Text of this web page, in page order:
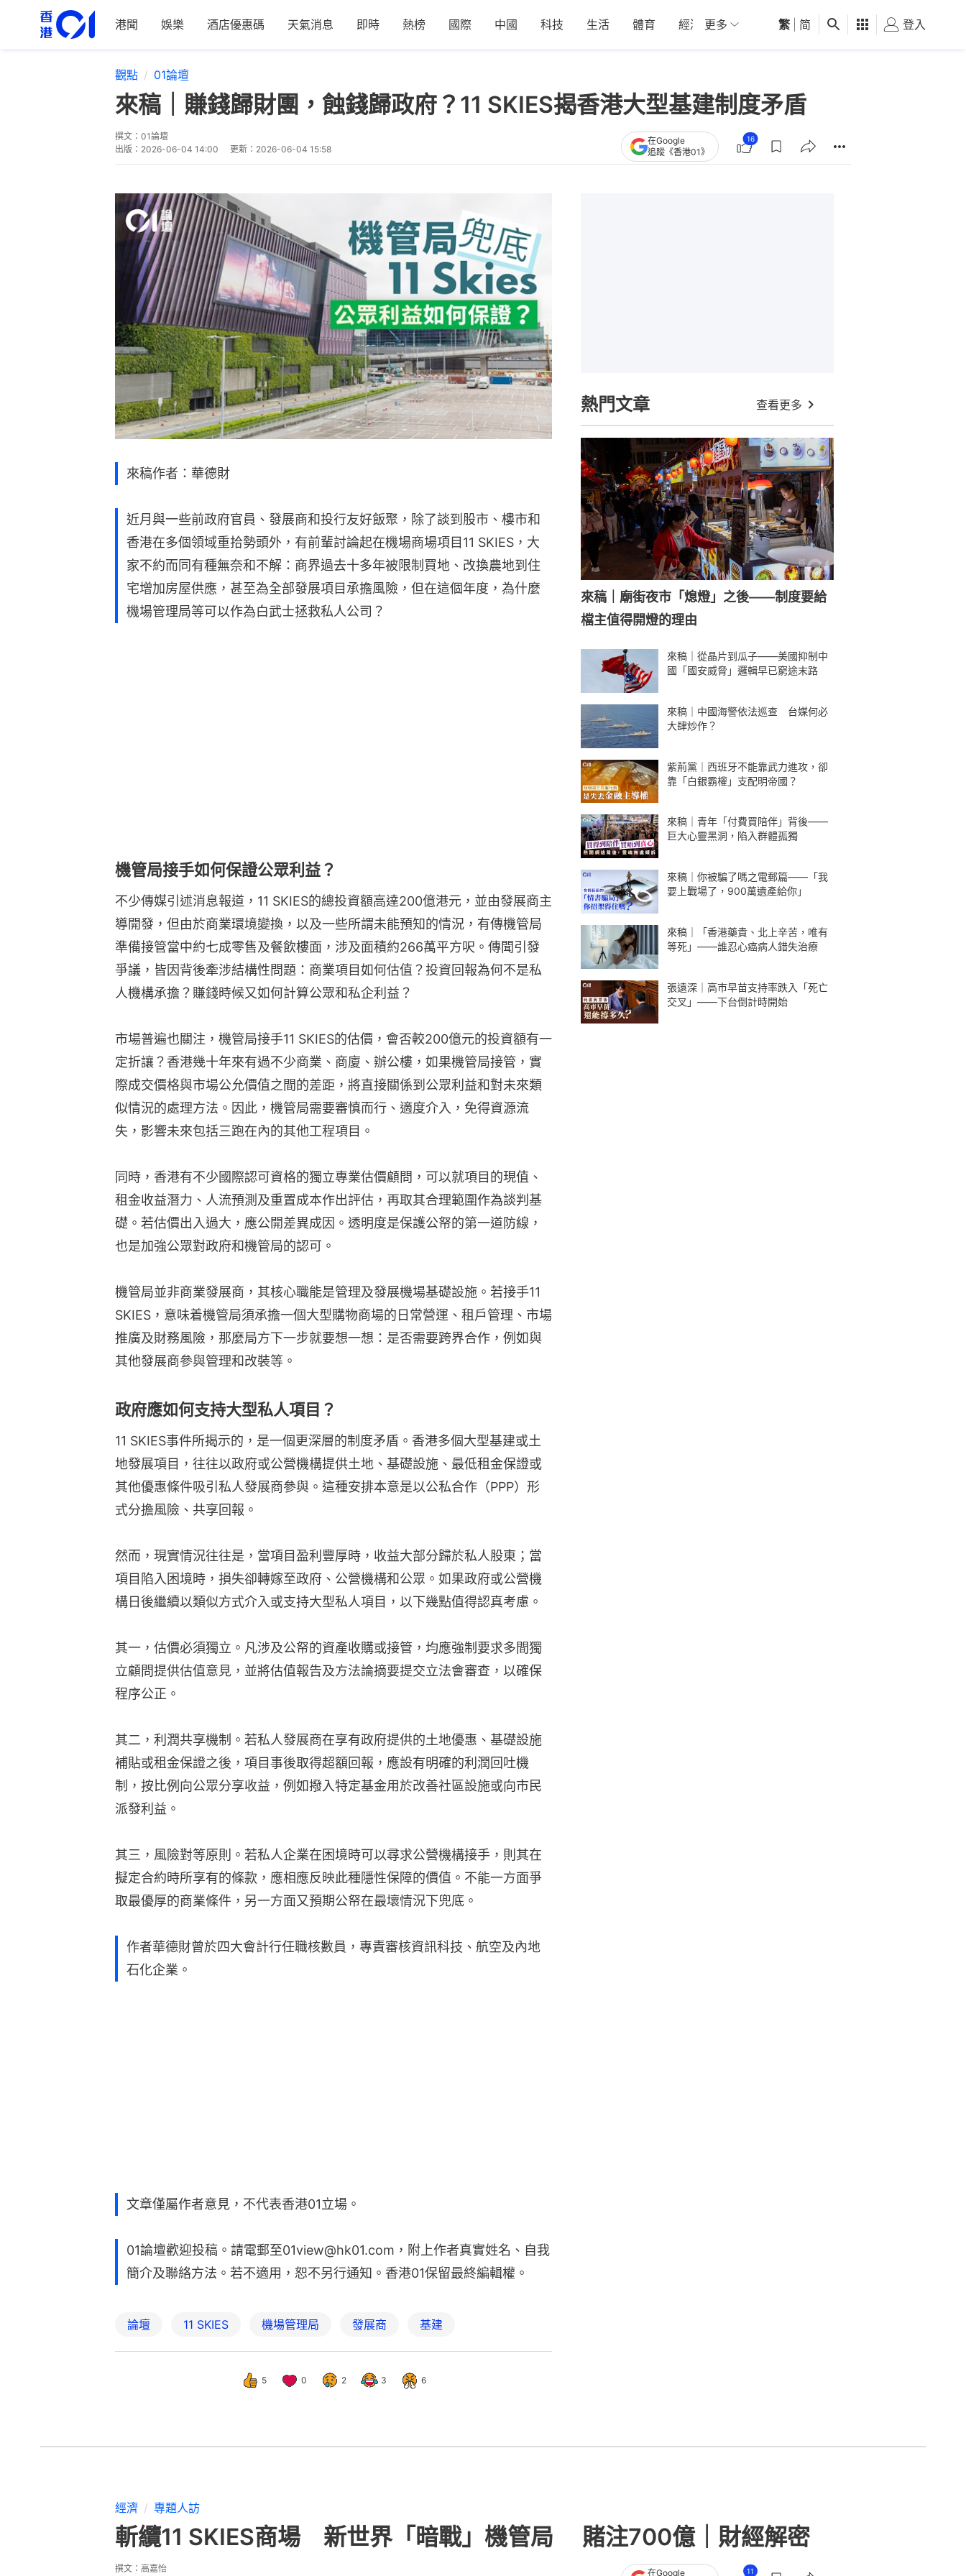
港聞 娛樂 酒店優惠碼 天氣消息 即時 熱榜 國際 中國 科技 生活 體育 經濟 01深圳 觀點 健康 好食玩飛
更多 繁 简 登入
觀點 01論壇
來稿｜賺錢歸財團，蝕錢歸政府？11 SKIES揭香港大型基建制度矛盾
撰文： 01論壇
出版： 2026-06-04 14:00 更新： 2026-06-04 15:58
在Google
追蹤《香港01》
16
來稿作者：華德財
近月與一些前政府官員、發展商和投行友好飯聚，除了談到股市、樓市和
香港在多個領域重拾勢頭外，有前輩討論起在機場商場項目11 SKIES，大
家不約而同有種無奈和不解：商界過去十多年被限制買地、改換農地到住
宅增加房屋供應，甚至為全部發展項目承擔風險，但在這個年度，為什麼
機場管理局等可以作為白武士拯救私人公司？
機管局接手如何保證公眾利益？
不少傳媒引述消息報道，11 SKIES的總投資額高達200億港元，並由發展商主
導開發，但由於商業環境變換，以及一些所謂未能預知的情況，有傳機管局
準備接管當中約七成零售及餐飲樓面，涉及面積約266萬平方呎。傳聞引發
爭議，皆因背後牽涉結構性問題：商業項目如何估值？投資回報為何不是私
人機構承擔？賺錢時候又如何計算公眾和私企利益？
市場普遍也關注，機管局接手11 SKIES的估價，會否較200億元的投資額有一
定折讓？香港幾十年來有過不少商業、商廈、辦公樓，如果機管局接管，實
際成交價格與市場公允價值之間的差距，將直接關係到公眾利益和對未來類
似情況的處理方法。因此，機管局需要審慎而行、適度介入，免得資源流
失，影響未來包括三跑在內的其他工程項目。
同時，香港有不少國際認可資格的獨立專業估價顧問，可以就項目的現值、
租金收益潛力、人流預測及重置成本作出評估，再取其合理範圍作為談判基
礎。若估價出入過大，應公開差異成因。透明度是保護公帑的第一道防線，
也是加強公眾對政府和機管局的認可。
機管局並非商業發展商，其核心職能是管理及發展機場基礎設施。若接手11
SKIES，意味着機管局須承擔一個大型購物商場的日常營運、租戶管理、市場
推廣及財務風險，那麼局方下一步就要想一想：是否需要跨界合作，例如與
其他發展商參與管理和改裝等。
政府應如何支持大型私人項目？
11 SKIES事件所揭示的，是一個更深層的制度矛盾。香港多個大型基建或土
地發展項目，往往以政府或公營機構提供土地、基礎設施、最低租金保證或
其他優惠條件吸引私人發展商參與。這種安排本意是以公私合作（PPP）形
式分擔風險、共享回報。
然而，現實情況往往是，當項目盈利豐厚時，收益大部分歸於私人股東；當
項目陷入困境時，損失卻轉嫁至政府、公營機構和公眾。如果政府或公營機
構日後繼續以類似方式介入或支持大型私人項目，以下幾點值得認真考慮。
其一，估價必須獨立。凡涉及公帑的資產收購或接管，均應強制要求多間獨
立顧問提供估值意見，並將估值報告及方法論摘要提交立法會審查，以確保
程序公正。
其二，利潤共享機制。若私人發展商在享有政府提供的土地優惠、基礎設施
補貼或租金保證之後，項目事後取得超額回報，應設有明確的利潤回吐機
制，按比例向公眾分享收益，例如撥入特定基金用於改善社區設施或向市民
派發利益。
其三，風險對等原則。若私人企業在困境時可以尋求公營機構接手，則其在
擬定合約時所享有的條款，應相應反映此種隱性保障的價值。不能一方面爭
取最優厚的商業條件，另一方面又預期公帑在最壞情況下兜底。
作者華德財曾於四大會計行任職核數員，專責審核資訊科技、航空及內地
石化企業。
文章僅屬作者意見，不代表香港01立場。
01論壇歡迎投稿。請電郵至01view@hk01.com，附上作者真實姓名、自我
簡介及聯絡方法。若不適用，恕不另行通知。香港01保留最終編輯權。
論壇 11 SKIES 機場管理局 發展商 基建
5 0 2 3 6
熱門文章 查看更多
來稿｜廟街夜市「熄燈」之後——制度要給
檔主值得開燈的理由
來稿｜從晶片到瓜子——美國抑制中
國「國安威脅」邏輯早已窮途末路
來稿｜中國海警依法巡查 台媒何必
大肆炒作？
紫荊黨｜西班牙不能靠武力進攻，卻
靠「白銀霸權」支配明帝國？
來稿｜青年「付費買陪伴」背後——
巨大心靈黑洞，陷入群體孤獨
來稿｜你被騙了嗎之電郵篇——「我
要上戰場了，900萬遺產給你」
來稿｜「香港藥貴、北上辛苦，唯有
等死」——誰忍心癌病人錯失治療
張遠深｜高市早苗支持率跌入「死亡
交叉」——下台倒計時開始
經濟 專題人訪
斬纜11 SKIES商場 新世界「暗戰」機管局 賭注700億｜財經解密
撰文： 高嘉怡 在Google 11